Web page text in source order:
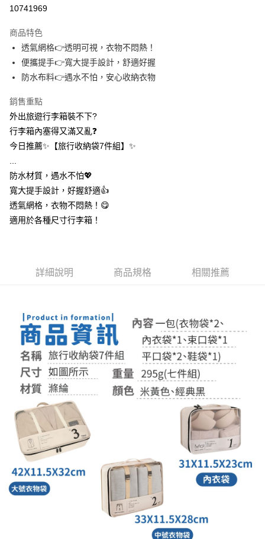
合作金庫商業銀行
華南商業銀行
彰化商業銀行
上海商業儲蓄銀行
台北富邦商業銀行
國泰世華商業銀行
兆豐國際商業銀行
匯豐（台灣）商業銀行
聯邦商業銀行
元大商業銀行
台新國際商業銀行
超商取貨付款
LINE Pay
街口支付
悠遊付
AFTEE先享後付
相關說明
【關於「AFTEE先享後付」】
AFTEE先享後付是「在收到商品之後才付款」的支付方式。 讓您購物簡單
便利好安心！
１．簡單：不需註冊會員、不需綁卡、不需儲值。
２．便利：只要手機號碼，簡訊認證，即可結帳。
結帳頁面，進行簡訊認證並確認金額後，即可完成結帳。
※ 請注意：結帳手續完成當下不需立刻繳費，但若您需要取消訂單，請聯絡
購買商品的店家。未經商家同意取消之訂單仍視為有效，需透過AFTEE先享
後付繳納相關費用。
※ 交易是否成功請以「AFTEE先享後付 」之結帳頁面顯示為準，若有關於
是否繳費成功／繳費後需取消欲退款等相關疑問，請聯繫「AFTEE先享後付
客戶支援中心」https://netprotections.freshdesk.com/support/home
【注意事項】
１．透過由恩沛科技股份有限公司提供之「AFTEE先享後付」服務完成之交
易，需依本服務之必要範圍內提供個人資料，並將交易相關給付款項請求債
權轉讓予恩沛科技股份有限公司。
２．關於個人資料處理事宜，請瀏覽以下網址：
https://aftee.tw/terms/#terms3
３．未成年的使用者請事先徵得法定代理人或監護人之同意方可使用
「AFTEE先享後付」，若未經同意申辦者引起之損失，本公司不負相關責
任。
４．使用「AFTEE先享後付」時，將依據個別帳號之用戶狀況，依本公司即
時審查核予不同之上限額度；若仍有額度不足之情形，本公司將視審查結果
５．嚴禁一人註冊多個帳號或使用他人資訊註冊。若發現惡意使用之情形，
恩沛科技股份有限公司將有權停止該用戶之使用額度並採取法律行動。
ATM付款
運送方式
付款後全家取貨
7-11取貨付款
每筆NT$60，滿NT$399(含以上)免運費
付款後7-11取貨
每筆NT$60，滿NT$399(含以上)免運費
宅配
每筆NT$65，滿NT$99(含以上)免運費
10741969
商品特色
透氣網格👉透明可視，衣物不悶熱！
便攜提手👉寬大提手設計，舒適好握
防水布料👉遇水不怕，安心收納衣物
銷售重點
外出旅遊行李箱裝不下?
行李箱內塞得又滿又亂❓
今日推薦✨【旅行收納袋7件組】✨
防水材質，遇水不怕💖
寬大提手設計，好握舒適👍️
透氣網格，衣物不悶熱！😋
適用於各種尺寸行李箱！
詳細說明 商品規格 相關推薦